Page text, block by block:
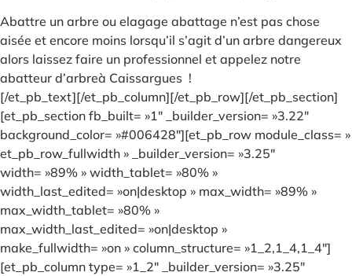
Abattre un arbre ou elagage abattage n’est pas chose
aisée et encore moins lorsqu’il s’agit d’un arbre dangereux
alors laissez faire un professionnel et appelez notre
abatteur d’arbreà Caissargues !
[/et_pb_text][/et_pb_column][/et_pb_row][/et_pb_section]
[et_pb_section fb_built= »1″ _builder_version= »3.22″
background_color= »#006428″][et_pb_row module_class= »
et_pb_row_fullwidth » _builder_version= »3.25″
width= »89% » width_tablet= »80% »
width_last_edited= »on|desktop » max_width= »89% »
max_width_tablet= »80% »
max_width_last_edited= »on|desktop »
make_fullwidth= »on » column_structure= »1_2,1_4,1_4″]
[et_pb_column type= »1_2″ _builder_version= »3.25″